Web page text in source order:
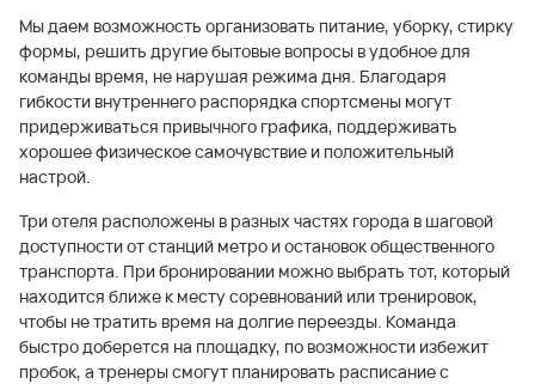
Мы даем возможность организовать питание, уборку, стирку
формы, решить другие бытовые вопросы в удобное для
команды время, не нарушая режима дня. Благодаря
гибкости внутреннего распорядка спортсмены могут
придерживаться привычного графика, поддерживать
хорошее физическое самочувствие и положительный
настрой.
Три отеля расположены в разных частях города в шаговой
доступности от станций метро и остановок общественного
транспорта. При бронировании можно выбрать тот, который
находится ближе к месту соревнований или тренировок,
чтобы не тратить время на долгие переезды. Команда
быстро доберется на площадку, по возможности избежит
пробок, а тренеры смогут планировать расписание с